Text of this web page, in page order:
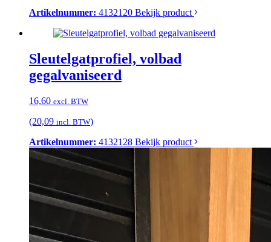
Artikelnummer: 4132120 Bekijk product
Sleutelgatprofiel, volbad
gegalvaniseerd
16,60 excl. BTW
(20,09 incl. BTW)
Artikelnummer: 4132128 Bekijk product